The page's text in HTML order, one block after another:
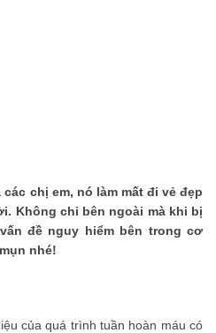
chị em, nó làm mất đi vẻ đẹp
Không chỉ bên ngoài mà khi bị
đề nguy hiểm bên trong cơ
nhé!
của quá trình tuần hoàn máu có